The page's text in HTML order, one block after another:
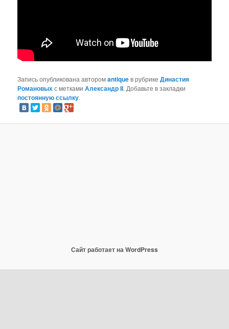
Запись опубликована авторомantiqueв рубрикеДинастия
Романовыхс меткамиАлександр II. Добавьте в закладки
постоянную ссылку.
Сайт работает на WordPress